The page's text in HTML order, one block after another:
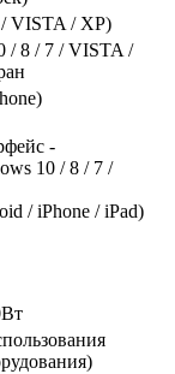
VISTA / XP)
/ 8 / 7 / VISTA /
-
10 / 8 / 7 /
/ iPhone / iPad)